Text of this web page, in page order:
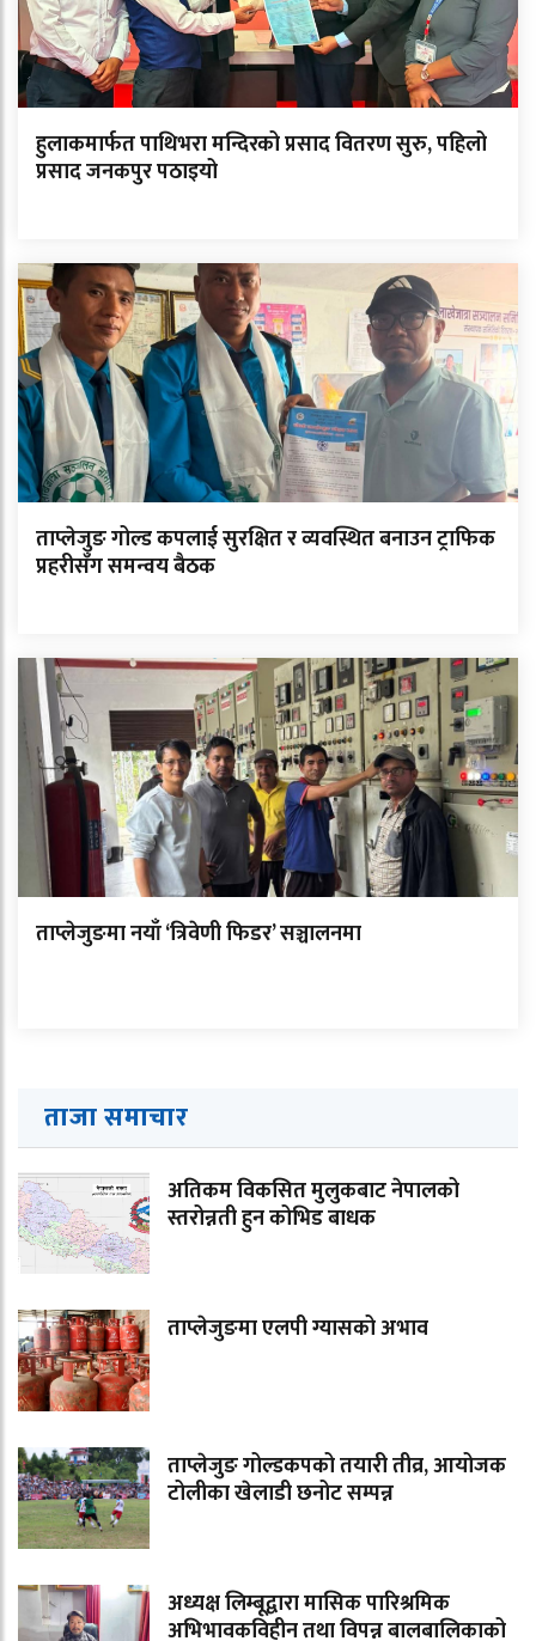
हुलाकमार्फत पाथिभरा मन्दिरको प्रसाद वितरण सुरु, पहिलो
प्रसाद जनकपुर पठाइयो
ताप्लेजुङ गोल्ड कपलाई सुरक्षित र व्यवस्थित बनाउन ट्राफिक
प्रहरीसँग समन्वय बैठक
ताप्लेजुङमा नयाँ ‘त्रिवेणी फिडर’ सञ्चालनमा
ताजा समाचार
अतिकम विकसित मुलुकबाट नेपालको
स्तरोन्नती हुन कोभिड बाधक
ताप्लेजुङमा एलपी ग्यासको अभाव
ताप्लेजुङ गोल्डकपको तयारी तीव्र, आयोजक
टोलीका खेलाडी छनोट सम्पन्न
अध्यक्ष लिम्बूद्वारा मासिक पारिश्रमिक
अभिभावकविहीन तथा विपन्न बालबालिकाको